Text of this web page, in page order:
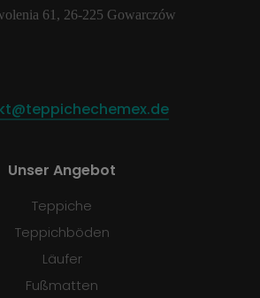
61, 26-225 Gowarczów
Unser Angebot
Teppiche
Teppichböden
Läufer
Fußmatten